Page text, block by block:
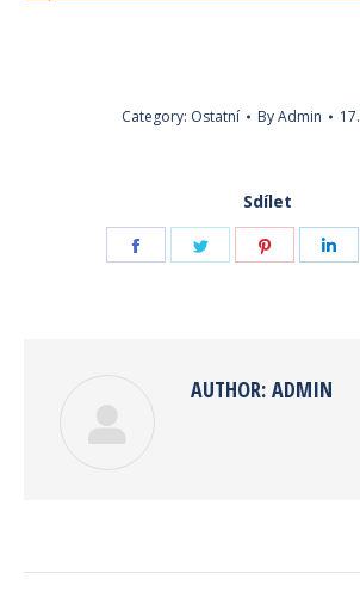
Category: Ostatní ByAdmin
Sdílet
Share
Share
Share
AUTHOR: ADMIN